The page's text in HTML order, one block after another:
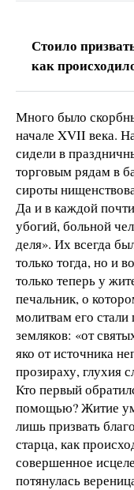
Стоило
как
Много было
начале XVII века.
сидели в
торговым рядам в
сироты
Да и в каждой
убогий, больной
деля». Их всегда
только тогда, но и
только теперь у
печальник, о
молитвам его стали
земляков: «от
яко от источника
прозираху, глухия
Кто первый
помощью? Житие
лишь призвать
старца, как
совершенное
потянулась